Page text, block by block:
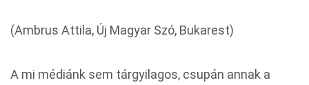
(Ambrus Attila, Új Magyar Szó, Bukarest)
A mi médiánk sem tárgyilagos, csupán annak a